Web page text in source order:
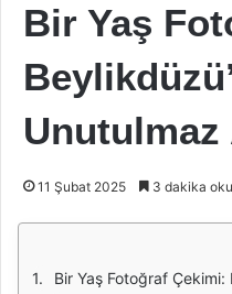
Bir Yaş
Unutulmaz
11 Şubat 2025 3 dakika
Bir Yaş Fotoğraf